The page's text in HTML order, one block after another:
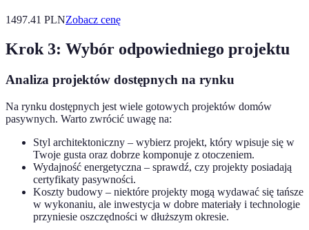
1497.41 PLNZobacz cenę
Krok 3: Wybór odpowiedniego projektu
Analiza projektów dostępnych na rynku
Na rynku dostępnych jest wiele gotowych projektów domów
pasywnych. Warto zwrócić uwagę na:
Styl architektoniczny – wybierz projekt, który wpisuje się w
Twoje gusta oraz dobrze komponuje z otoczeniem.
Wydajność energetyczna – sprawdź, czy projekty posiadają
certyfikaty pasywności.
Koszty budowy – niektóre projekty mogą wydawać się tańsze
w wykonaniu, ale inwestycja w dobre materiały i technologie
przyniesie oszczędności w dłuższym okresie.